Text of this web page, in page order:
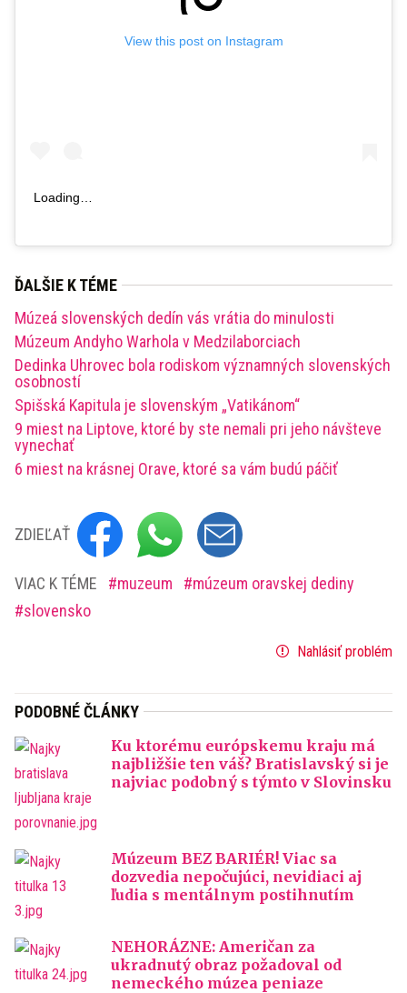
View this post on Instagram
Loading…
ĎALŠIE K TÉME
Múzeá slovenských dedín vás vrátia do minulosti
Múzeum Andyho Warhola v Medzilaborciach
Dedinka Uhrovec bola rodiskom významných slovenských
osobností
Spišská Kapitula je slovenským „Vatikánom“
9 miest na Liptove, ktoré by ste nemali pri jeho návšteve
vynechať
6 miest na krásnej Orave, ktoré sa vám budú páčiť
ZDIEĽAŤ
VIAC K TÉME muzeum
múzeum oravskej dediny
slovensko
Nahlásiť problém
PODOBNÉ ČLÁNKY
Ku ktorému európskemu kraju má
najbližšie ten váš? Bratislavský si je
najviac podobný s týmto v Slovinsku
Múzeum BEZ BARIÉR! Viac sa
dozvedia nepočujúci, nevidiaci aj
ľudia s mentálnym postihnutím
NEHORÁZNE: Američan za
ukradnutý obraz požadoval od
nemeckého múzea peniaze